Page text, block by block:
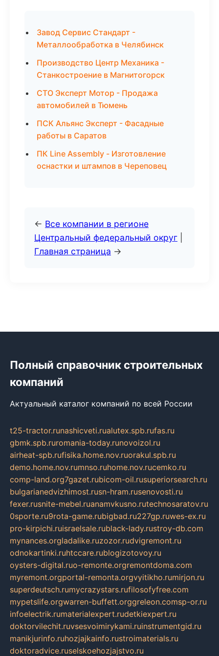
Завод Сервис Стандарт -
Металлообработка в Челябинск
Производство Центр Механика -
Станкостроение в Магнитогорск
СТО Эксперт Мотор - Продажа
автомобилей в Тюмень
ПСК Альянс Эксперт - Фасадные
работы в Саратов
ПК Line Assembly - Изготовление
оснастки и штампов в Череповец
← Все компании в регионе
Центральный федеральный округ
Главная страница →
Полный справочник строительных
компаний
Актуальный каталог компаний по всей России
t25-tractor.runashicveti.rualutex.spb.rufas.ru
gbmk.spb.ruromania-today.runovoizol.ru
airheat-spb.rufisika.home.nov.ruorakul.spb.ru
demo.home.nov.rumnso.ruhome.nov.rucemko.ru
comp-land.org7gazet.rubicom-oil.rusuperiorsearch.ru
bulgarianedvizhimost.rusn-hram.rusenovosti.ru
fexer.rusnite-mebel.ruanamvkusno.rutechnosaratov.ru
0sporte.ru9rota-game.rubigbad.ru227gp.ruwes-ex.ru
pro-kirpichi.ruisraelsale.rublack-lady.rustroy-db.com
mynances.orgladalike.ruzozor.rudvigremont.ru
odnokartinki.ruhtccare.rublogizotovoy.ru
oysters-digital.ruo-remonte.orgremontdoma.com
myremont.orgportal-remonta.orgvyitikho.rumirjon.ru
superdeutsch.rumycrazystars.rufilosofyfree.com
mypetslife.orgwarren-buffett.orggreleon.comsp-or.ru
infoelectrik.rumaterialexpert.rudetkiexpert.ru
doktorvilechit.ruvsesvoimirykami.ruinstrumentgid.ru
manikjurinfo.ruhozjajkainfo.rustroimaterials.ru
doktoradvice.ruselskoehozjajstvo.ru